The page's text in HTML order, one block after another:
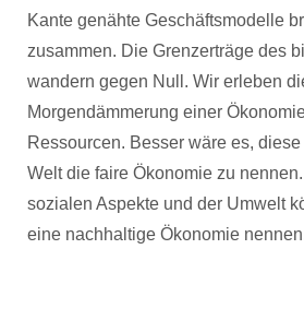
Kante genähte Geschäftsmodelle
zusammen. Die Grenzerträge des
wandern gegen Null. Wir erleben
Morgendämmerung einer
Ressourcen. Besser wäre es,
Welt die faire Ökonomie zu
sozialen Aspekte und der Umwelt
eine nachhaltige Ökonomie